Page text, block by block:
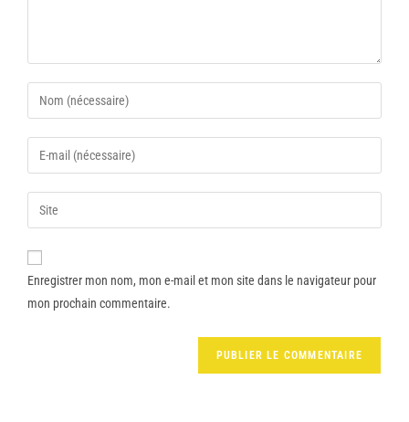
Enregistrer mon nom, mon e-mail et mon site dans le navigateur pour
mon prochain commentaire.